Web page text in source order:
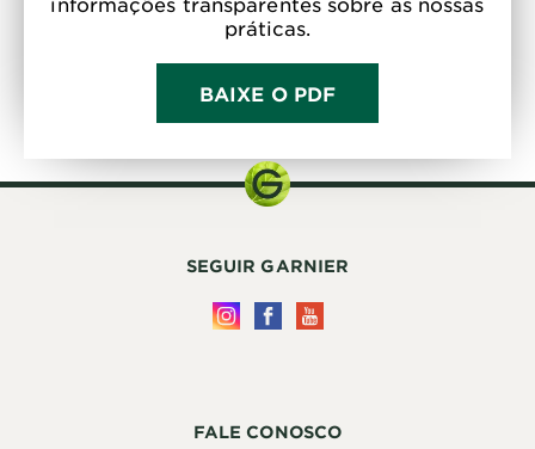
práticas.
BAIXE O PDF
FALE CONOSCO
SEGUIR GARNIER